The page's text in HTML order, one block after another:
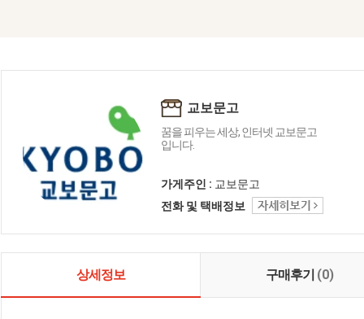
교보문고
꿈을 피우는 세상, 인터넷 교보문고
입니다.
가게주인 : 교보문고
전화 및 택배정보
상세정보 구매후기 (0)